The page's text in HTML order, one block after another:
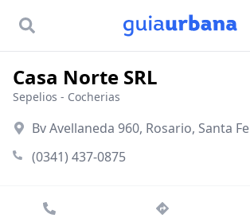
Casa Norte SRL
Sepelios - Cocherias
Bv Avellaneda 960, Rosario, Santa Fe
(0341) 437-0875